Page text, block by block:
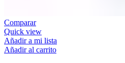
Comparar
Quick view
Añadir a mi lista
Añadir al carrito